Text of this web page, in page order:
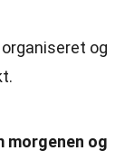
og
morgenen og